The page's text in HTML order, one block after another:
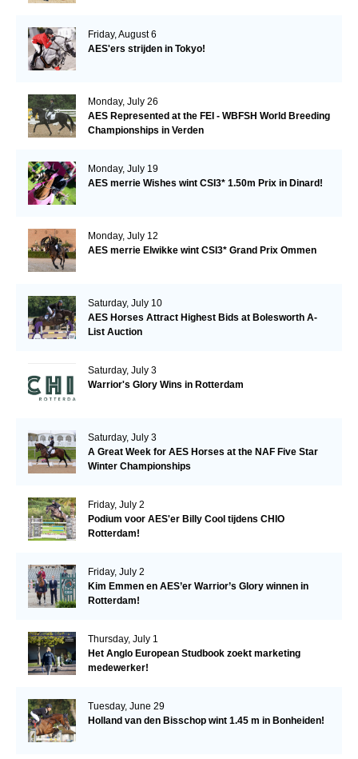
Friday, August 6
AES'ers strijden in Tokyo!
Monday, July 26
AES Represented at the FEI - WBFSH World Breeding
Championships in Verden
Monday, July 19
AES merrie Wishes wint CSI3* 1.50m Prix in Dinard!
Monday, July 12
AES merrie Elwikke wint CSI3* Grand Prix Ommen
Saturday, July 10
AES Horses Attract Highest Bids at Bolesworth A-
List Auction
Saturday, July 3
Warrior's Glory Wins in Rotterdam
Saturday, July 3
A Great Week for AES Horses at the NAF Five Star
Winter Championships
Friday, July 2
Podium voor AES'er Billy Cool tijdens CHIO
Rotterdam!
Friday, July 2
Kim Emmen en AES’er Warrior’s Glory winnen in
Rotterdam!
Thursday, July 1
Het Anglo European Studbook zoekt marketing
medewerker!
Tuesday, June 29
Holland van den Bisschop wint 1.45 m in Bonheiden!